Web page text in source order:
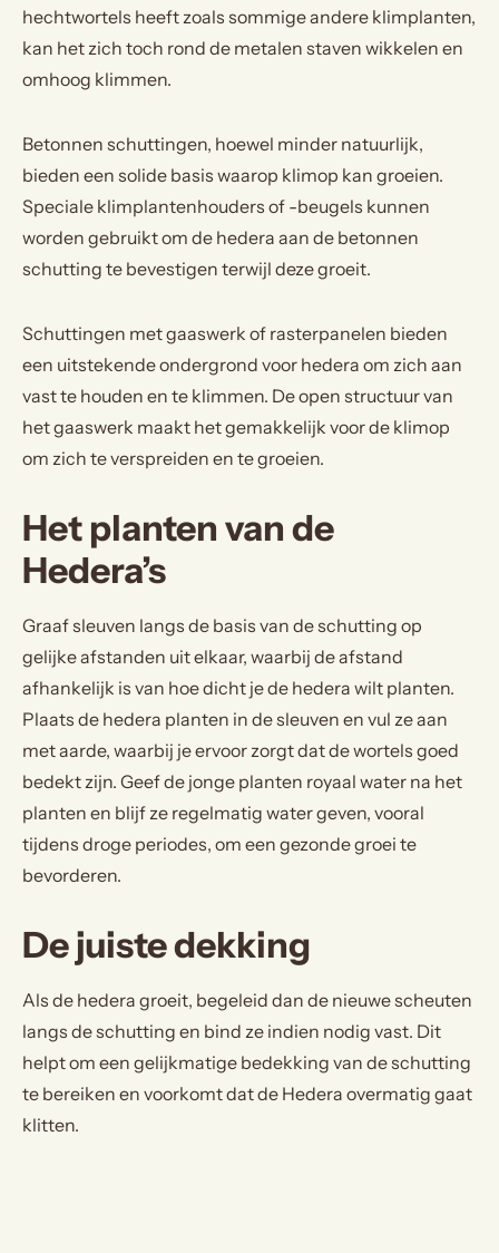
hechtwortels heeft zoals sommige andere klimplanten,
kan het zich toch rond de metalen staven wikkelen en
omhoog klimmen.
Betonnen schuttingen, hoewel minder natuurlijk,
bieden een solide basis waarop klimop kan groeien.
Speciale klimplantenhouders of -beugels kunnen
worden gebruikt om de hedera aan de betonnen
schutting te bevestigen terwijl deze groeit.
Schuttingen met gaaswerk of rasterpanelen bieden
een uitstekende ondergrond voor hedera om zich aan
vast te houden en te klimmen. De open structuur van
het gaaswerk maakt het gemakkelijk voor de klimop
om zich te verspreiden en te groeien.
Het planten van de
Hedera’s
Graaf sleuven langs de basis van de schutting op
gelijke afstanden uit elkaar, waarbij de afstand
afhankelijk is van hoe dicht je de hedera wilt planten.
Plaats de hedera planten in de sleuven en vul ze aan
met aarde, waarbij je ervoor zorgt dat de wortels goed
bedekt zijn. Geef de jonge planten royaal water na het
planten en blijf ze regelmatig water geven, vooral
tijdens droge periodes, om een gezonde groei te
bevorderen.
De juiste dekking
Als de hedera groeit, begeleid dan de nieuwe scheuten
langs de schutting en bind ze indien nodig vast. Dit
helpt om een gelijkmatige bedekking van de schutting
te bereiken en voorkomt dat de Hedera overmatig gaat
klitten.